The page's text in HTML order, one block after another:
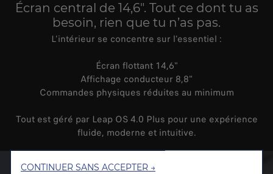
Écran central de 14,6". Tout ce dont tu as
besoin, rien que tu n’as pas.
L’intérieur se concentre sur l’essentiel :
Écran flottant 14,6"
Affichage conducteur 8,8"
Commandes physiques réduites au minimum
Tout est géré par Leap OS 4.0 Plus pour une expérience
fluide, moderne et intuitive.
CONTINUER SANS ACCEPTER →